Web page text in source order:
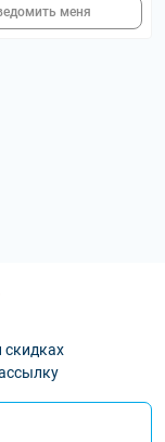
меня
скидках